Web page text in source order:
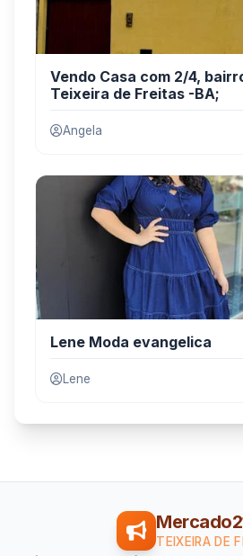
Vendo Casa com 2/4,
Teixeira de Freitas -BA;
Angela
Lene Moda evangelica
Lene
TEIXEIRA DE